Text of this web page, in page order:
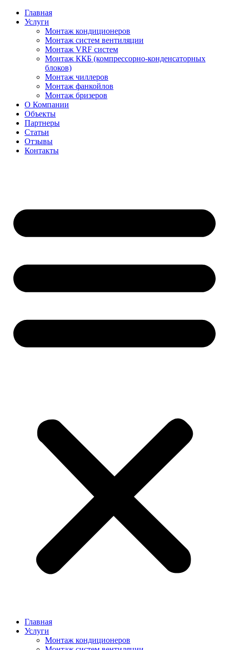
Главная
Услуги
Монтаж кондиционеров
Монтаж cистем вентиляции
Монтаж VRF систем
Монтаж ККБ (компрессорно-конденсаторных
блоков)
Монтаж чиллеров
Монтаж фанкойлов
Монтаж бризеров
О Компании
Объекты
Партнеры
Статьи
Отзывы
Контакты
Главная
Услуги
Монтаж кондиционеров